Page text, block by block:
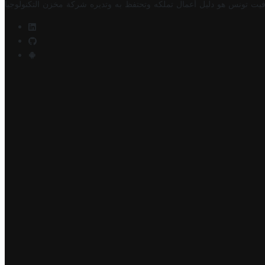
تونس هو دليل أعمال تملكه وتحتفظ به وتديره شركة مخزن التكنولوجيا